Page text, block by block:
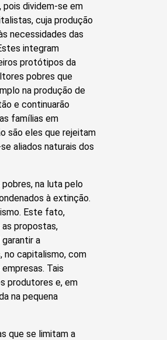
pois dividem-se em
cuja produção
necessidades das
integram
protótipos da
pobres que
na produção de
e continuarão
famílias em
são eles que rejeitam
aliados naturais dos
na luta pelo
à extinção.
Este fato,
propostas,
a
no capitalismo, com
Tais
produtores e, em
na pequena
que se limitam a